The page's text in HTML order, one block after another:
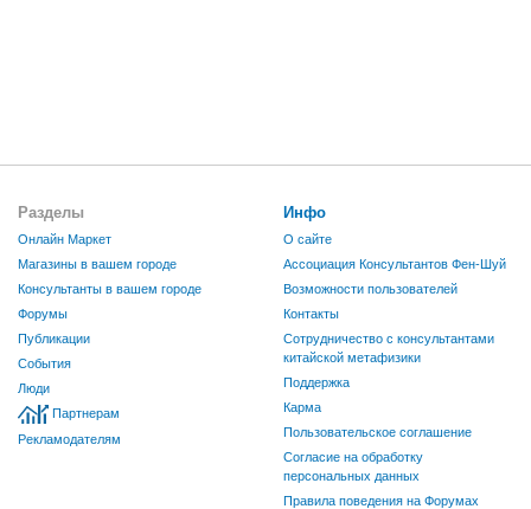
Разделы
Онлайн Маркет
Магазины в вашем городе
Консультанты в вашем городе
Форумы
Публикации
События
Люди
Партнерам
Рекламодателям
Инфо
О сайте
Ассоциация Консультантов Фен-Шуй
Возможности пользователей
Контакты
Сотрудничество с консультантами
китайской метафизики
Поддержка
Карма
Пользовательское соглашение
Согласие на обработку
персональных данных
Правила поведения на Форумах